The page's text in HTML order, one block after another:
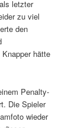
letzter
zu viel
den
hätte
Penalty-
Die Spieler
wieder